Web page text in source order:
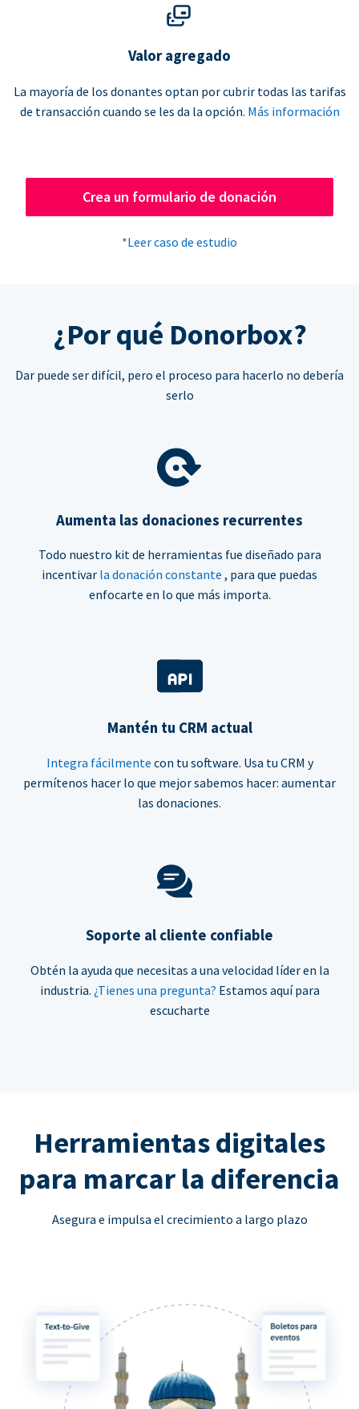
Valor agregado
La mayoría de los donantes optan por cubrir todas las tarifas
de transacción cuando se les da la opción. Más información
Crea un formulario de donación
*Leer caso de estudio
¿Por qué Donorbox?
Dar puede ser difícil, pero el proceso para hacerlo no debería
serlo
Aumenta las donaciones recurrentes
Todo nuestro kit de herramientas fue diseñado para
incentivar la donación constante , para que puedas
enfocarte en lo que más importa.
Mantén tu CRM actual
Integra fácilmente con tu software. Usa tu CRM y
permítenos hacer lo que mejor sabemos hacer: aumentar
las donaciones.
Soporte al cliente confiable
Obtén la ayuda que necesitas a una velocidad líder en la
industria. ¿Tienes una pregunta? Estamos aquí para
escucharte
Herramientas digitales
para marcar la diferencia
Asegura e impulsa el crecimiento a largo plazo